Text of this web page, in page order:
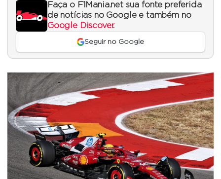
Faça o F1Mania.net sua fonte preferida
de notícias no Google e também no
Google Discover.
Seguir no Google